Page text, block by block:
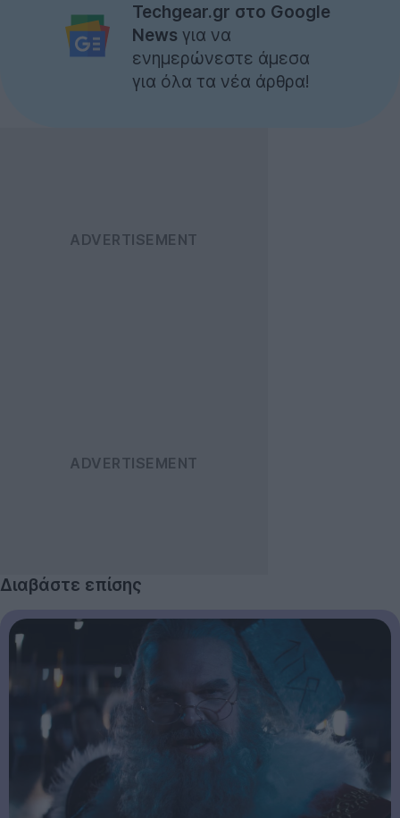
Techgear.gr στο Google
News για να
ενημερώνεστε άμεσα
για όλα τα νέα άρθρα!
Διαβάστε επίσης